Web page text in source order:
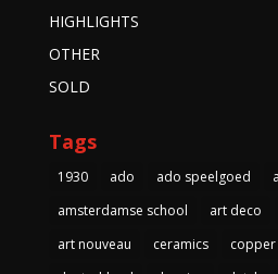
HIGHLIGHTS
OTHER
SOLD
Tags
1930 ado ado speelgoed
amsterdamse school
art deco
art nouveau
ceramics copper